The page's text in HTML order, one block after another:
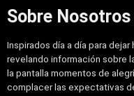
Sobre Nosotros
Inspirados día a día para
revelando información sobre
la pantalla momentos de
complacer las expectativas